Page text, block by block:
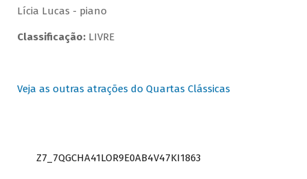
Lícia Lucas - piano
Classificação:LIVRE
Veja as outras atrações do Quartas Clássicas
Z7_7QGCHA41LOR9E0AB4V47KI1863